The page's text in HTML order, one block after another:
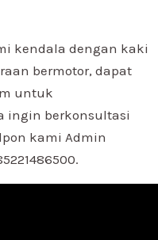
kendala dengan kaki
bermotor, dapat
untuk
ingin berkonsultasi
kami Admin